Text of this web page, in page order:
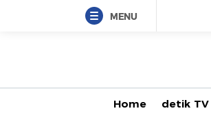
MENU
Home detik TV